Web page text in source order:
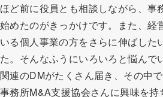
ほど前に役員とも相談しながら、事
始めたのがきっかけです。また、経
いる個人事業の方をさらに伸ばした
た。そんなふうにいろいろと悩んで
関連のDMがたくさん届き、その中
事務所M&A支援協会さんに興味を